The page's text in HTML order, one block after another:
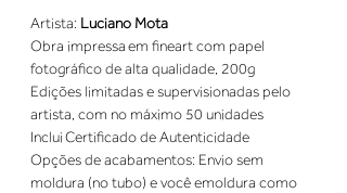
Artista: Luciano Mota
Obra impressa em fineart com papel
fotográfico de alta qualidade, 200g
Edições limitadas e supervisionadas pelo
artista, com no máximo 50 unidades
Inclui Certificado de Autenticidade
Opções de acabamentos: Envio sem
moldura (no tubo) e você emoldura como